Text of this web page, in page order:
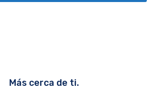
Más cerca de ti.